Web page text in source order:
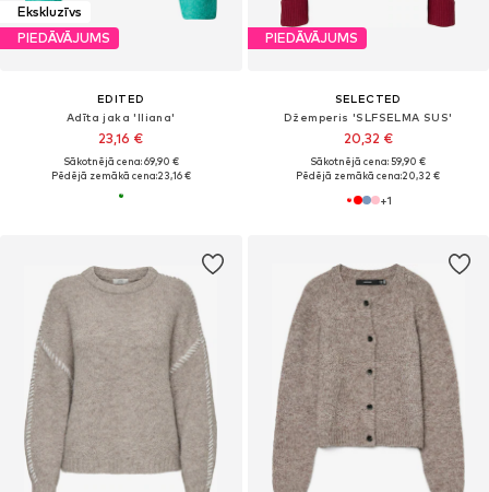
Ekskluzīvs
PIEDĀVĀJUMS
EDITED
Adīta jaka 'Iliana'
23,16 €
Sākotnējā cena: 69,90 €
Pēdējā zemākā cena:23,16 €
PIEDĀVĀJUMS
SELECTED
Džemperis 'SLFSELMA SUS'
20,32 €
Sākotnējā cena: 59,90 €
Pēdējā zemākā cena:20,32 €
+1